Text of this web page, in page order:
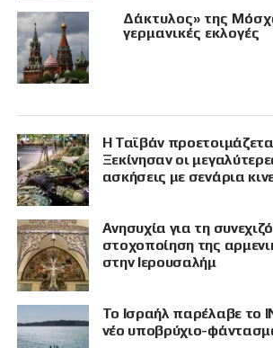
Δάκτυλος» της
γερμανικές εκλογές
Η Ταϊβάν
Ξεκίνησαν οι
ασκήσεις με σενάρια
Ανησυχία για τη
στοχοποίηση της
στην Ιερουσαλήμ
Το Ισραήλ παρέλαβε το
νέο υποβρύχιο-